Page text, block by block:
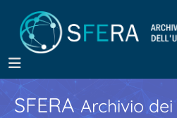
SFERA Archivio